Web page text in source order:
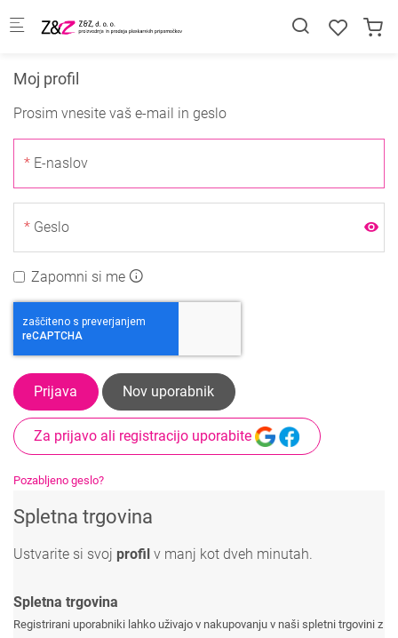
Moj profil
Prosim vnesite vaš e-mail in geslo
E-naslov
Geslo
Zapomni si me
Prijava Nov uporabnik
Za prijavo ali registracijo uporabite
Pozabljeno geslo?
Spletna trgovina
Ustvarite si svoj profil v manj kot dveh minutah.
Spletna trgovina
Registrirani uporabniki lahko uživajo v nakupovanju v naši spletni trgovini z